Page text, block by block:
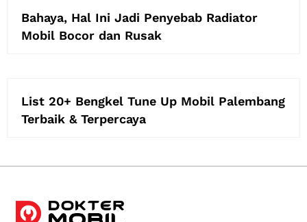
Bahaya, Hal Ini Jadi Penyebab Radiator
Mobil Bocor dan Rusak
List 20+ Bengkel Tune Up Mobil Palembang
Terbaik & Terpercaya